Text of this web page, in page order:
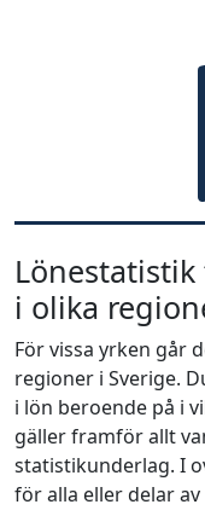
i olika
För vissa yrken går
regioner i Sverige.
i lön beroende på i
gäller framför allt
statistikunderlag. I
för alla eller delar